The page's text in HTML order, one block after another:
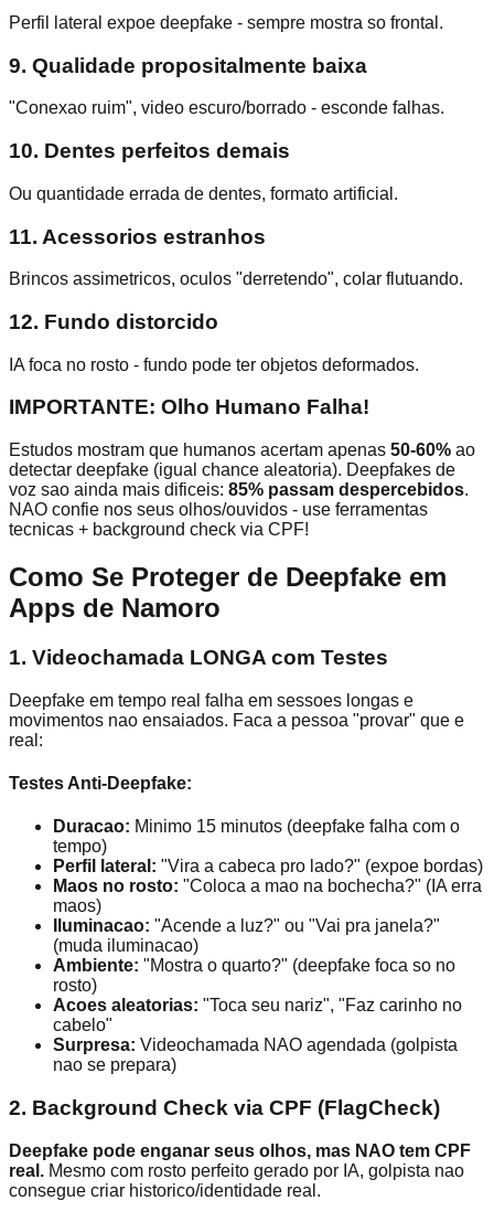
Perfil lateral expoe deepfake - sempre mostra so frontal.
9. Qualidade propositalmente baixa
"Conexao ruim", video escuro/borrado - esconde falhas.
10. Dentes perfeitos demais
Ou quantidade errada de dentes, formato artificial.
11. Acessorios estranhos
Brincos assimetricos, oculos "derretendo", colar flutuando.
12. Fundo distorcido
IA foca no rosto - fundo pode ter objetos deformados.
IMPORTANTE: Olho Humano Falha!
Estudos mostram que humanos acertam apenas 50-60% ao
detectar deepfake (igual chance aleatoria). Deepfakes de
voz sao ainda mais dificeis: 85% passam despercebidos.
NAO confie nos seus olhos/ouvidos - use ferramentas
tecnicas + background check via CPF!
Como Se Proteger de Deepfake em
Apps de Namoro
1. Videochamada LONGA com Testes
Deepfake em tempo real falha em sessoes longas e
movimentos nao ensaiados. Faca a pessoa "provar" que e
real:
Testes Anti-Deepfake:
Duracao: Minimo 15 minutos (deepfake falha com o
tempo)
Perfil lateral: "Vira a cabeca pro lado?" (expoe bordas)
Maos no rosto: "Coloca a mao na bochecha?" (IA erra
maos)
Iluminacao: "Acende a luz?" ou "Vai pra janela?"
(muda iluminacao)
Ambiente: "Mostra o quarto?" (deepfake foca so no
rosto)
Acoes aleatorias: "Toca seu nariz", "Faz carinho no
cabelo"
Surpresa: Videochamada NAO agendada (golpista
nao se prepara)
2. Background Check via CPF (FlagCheck)
Deepfake pode enganar seus olhos, mas NAO tem CPF
real. Mesmo com rosto perfeito gerado por IA, golpista nao
consegue criar historico/identidade real.